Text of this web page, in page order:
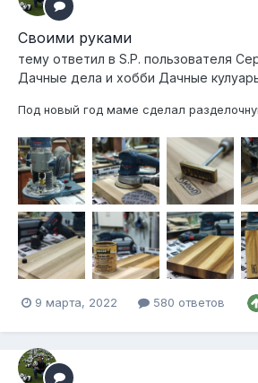
Своими руками
тему ответил в S.P. пользователя
Дачные дела и хобби Дачные
Под новый год маме сделал
9 марта, 2022 580 ответов